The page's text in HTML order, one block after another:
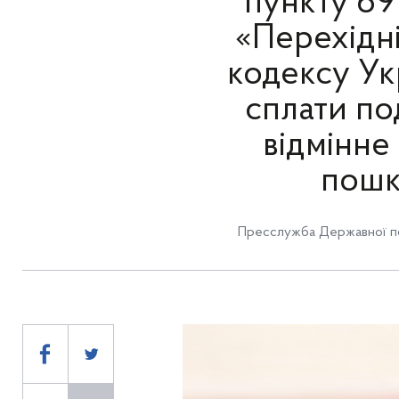
кодексу
сплати
Пресслужба Державної